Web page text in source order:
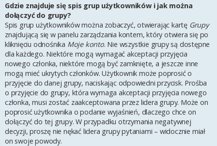
Gdzie znajduje się spis grup użytkowników i jak można
dołączyć do grupy?
Spis grup użytkowników można zobaczyć, otwierając kartę Grupy
znajdującą się w panelu zarządzania kontem, który otwiera się po
kliknięciu odnośnika Moje konto. Nie wszystkie grupy są dostępne
dla każdego. Niektóre mogą wymagać akceptacji przyjęcia
nowego członka, niektóre mogą być zamknięte, a jeszcze inne
mogą mieć ukrytych członków. Użytkownik może poprosić o
przyjęcie do danej grupy, naciskając odpowiedni przycisk. Prośba
o przyjęcie do grupy, która wymaga akceptacji przyjęcia nowego
członka, musi zostać zaakceptowana przez lidera grupy. Może on
poprosić użytkownika o podanie wyjaśnień, dlaczego chce on
dołączyć do tej grupy. W przypadku otrzymania negatywnej
decyzji, proszę nie nękać lidera grupy pytaniami – widocznie miał
on swoje powody.